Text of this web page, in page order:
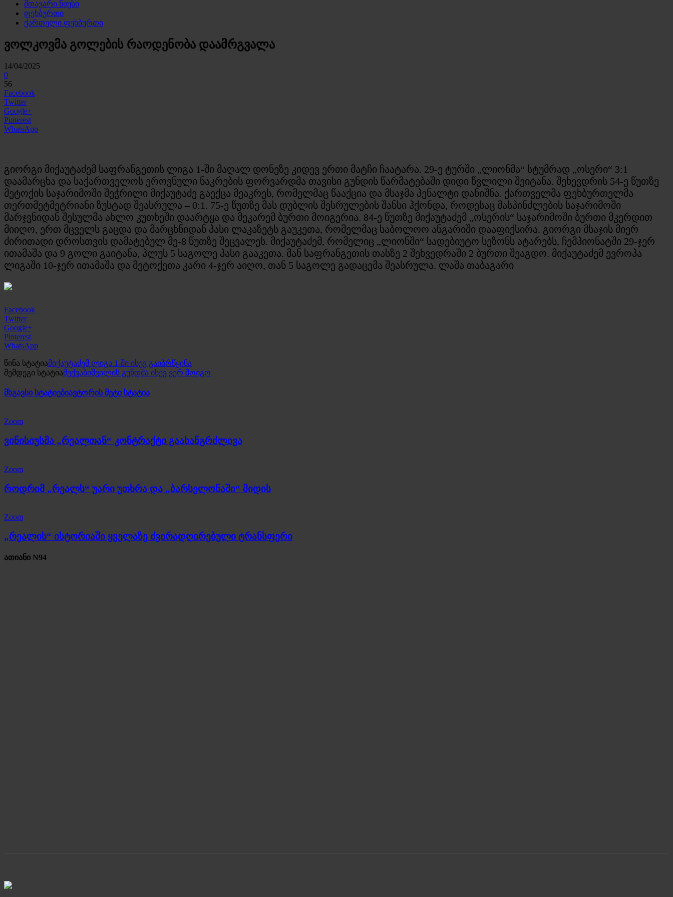
მთავარი ნიუსი
ფეხბურთი
ქართული ფეხბურთი
ვოლკოვმა გოლების რაოდენობა დაამრგვალა
14/04/2025
0
56
Facebook
Twitter
Google+
Pinterest
WhatsApp
გიორგი მიქაუტაძემ საფრანგეთის ლიგა 1-ში მაღალ დონეზე კიდევ ერთი მატჩი ჩაატარა. 29-ე ტურში „ლიონმა“ სტუმრად „ოსერი“ 3:1
დაამარცხა და საქართველოს ეროვნული ნაკრების ფორვარდმა თავისი გუნდის წარმატებაში დიდი წვლილი შეიტანა. შეხევდრის 54-ე წუთზე
მეტოქის საჯარიმოში შეჭრილი მიქაუტაძე გაექცა მეაკრეს, რომელმაც წააქცია და მსაჯმა პენალტი დანიშნა. ქართველმა ფეხბურთელმა
თერთმეტმეტრიანი ზუსტად შეასრულა – 0:1. 75-ე წუთზე მას დუბლის შესრულების შანსი ჰქონდა, როდესაც მასპინძლების საჯარიმოში
მარჯვნიდან შესულმა ახლო კუთხეში დაარტყა და მეკარემ ბურთი მოიგერია. 84-ე წუთზე მიქაუტაძემ „ოსერის“ საჯარიმოში ბურთი მკერდით
მიიღო, ერთ მცველს გაცდა და მარცხნიდან პასი ლაკაზეტს გაუკეთა, რომელმაც საბოლოო ანგარიში დააფიქსირა. გიორგი მსაჯის მიერ
ძირითადი დროსთვის დამატებულ მე-8 წუთზე შეცვალეს. მიქაუტაძემ, რომელიც „ლიონში“ სადებიუტო სეზონს ატარებს, ჩემპიონატში 29-ჯერ
ითამაშა და 9 გოლი გაიტანა, პლუს 5 საგოლე პასი გააკეთა. მან საფრანგეთის თასზე 2 შეხვედრაში 2 ბურთი შეაგდო. მიქაუტაძემ ევროპა
ლიგაში 10-ჯერ ითამაშა და მეტოქეთა კარი 4-ჯერ აიღო, თან 5 საგოლე გადაცემა შეასრულა. ლაშა თაბაგარი
Facebook
Twitter
Google+
Pinterest
WhatsApp
წინა სტატიამიქაუტაძემ ლიგა 1-ში ისევ გაიბრწყინა
შემდეგი სტატიამექვაბიშვილის გუნდმა ისევ ვერ მოიგო
მსგავსი სტატიებიავტორის მეტი სტატია
Zoom
ვინისიუსმა „რეალთან“ კონტრაქტი გაახანგრძლივა
Zoom
როდრიმ „რეალს“ უარი უთხრა და „ბარსელონაში“ მიდის
Zoom
„რეალის“ ისტორიაში ყველაზე ძვირადღირებული ტრანსფერი
ათიანი N94